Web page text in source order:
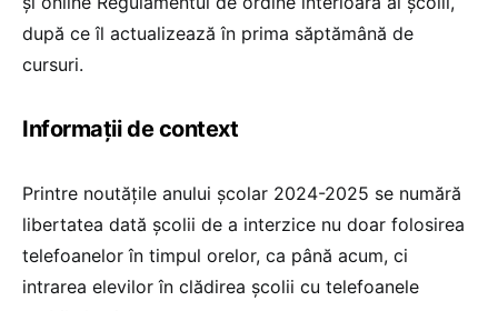
după ce îl actualizează în prima săptămână de
cursuri.
Informații de context
Printre noutățile anului școlar 2024-2025 se numără
libertatea dată școlii de a interzice nu doar folosirea
telefoanelor în timpul orelor, ca până acum, ci
intrarea elevilor în clădirea școlii cu telefoanele